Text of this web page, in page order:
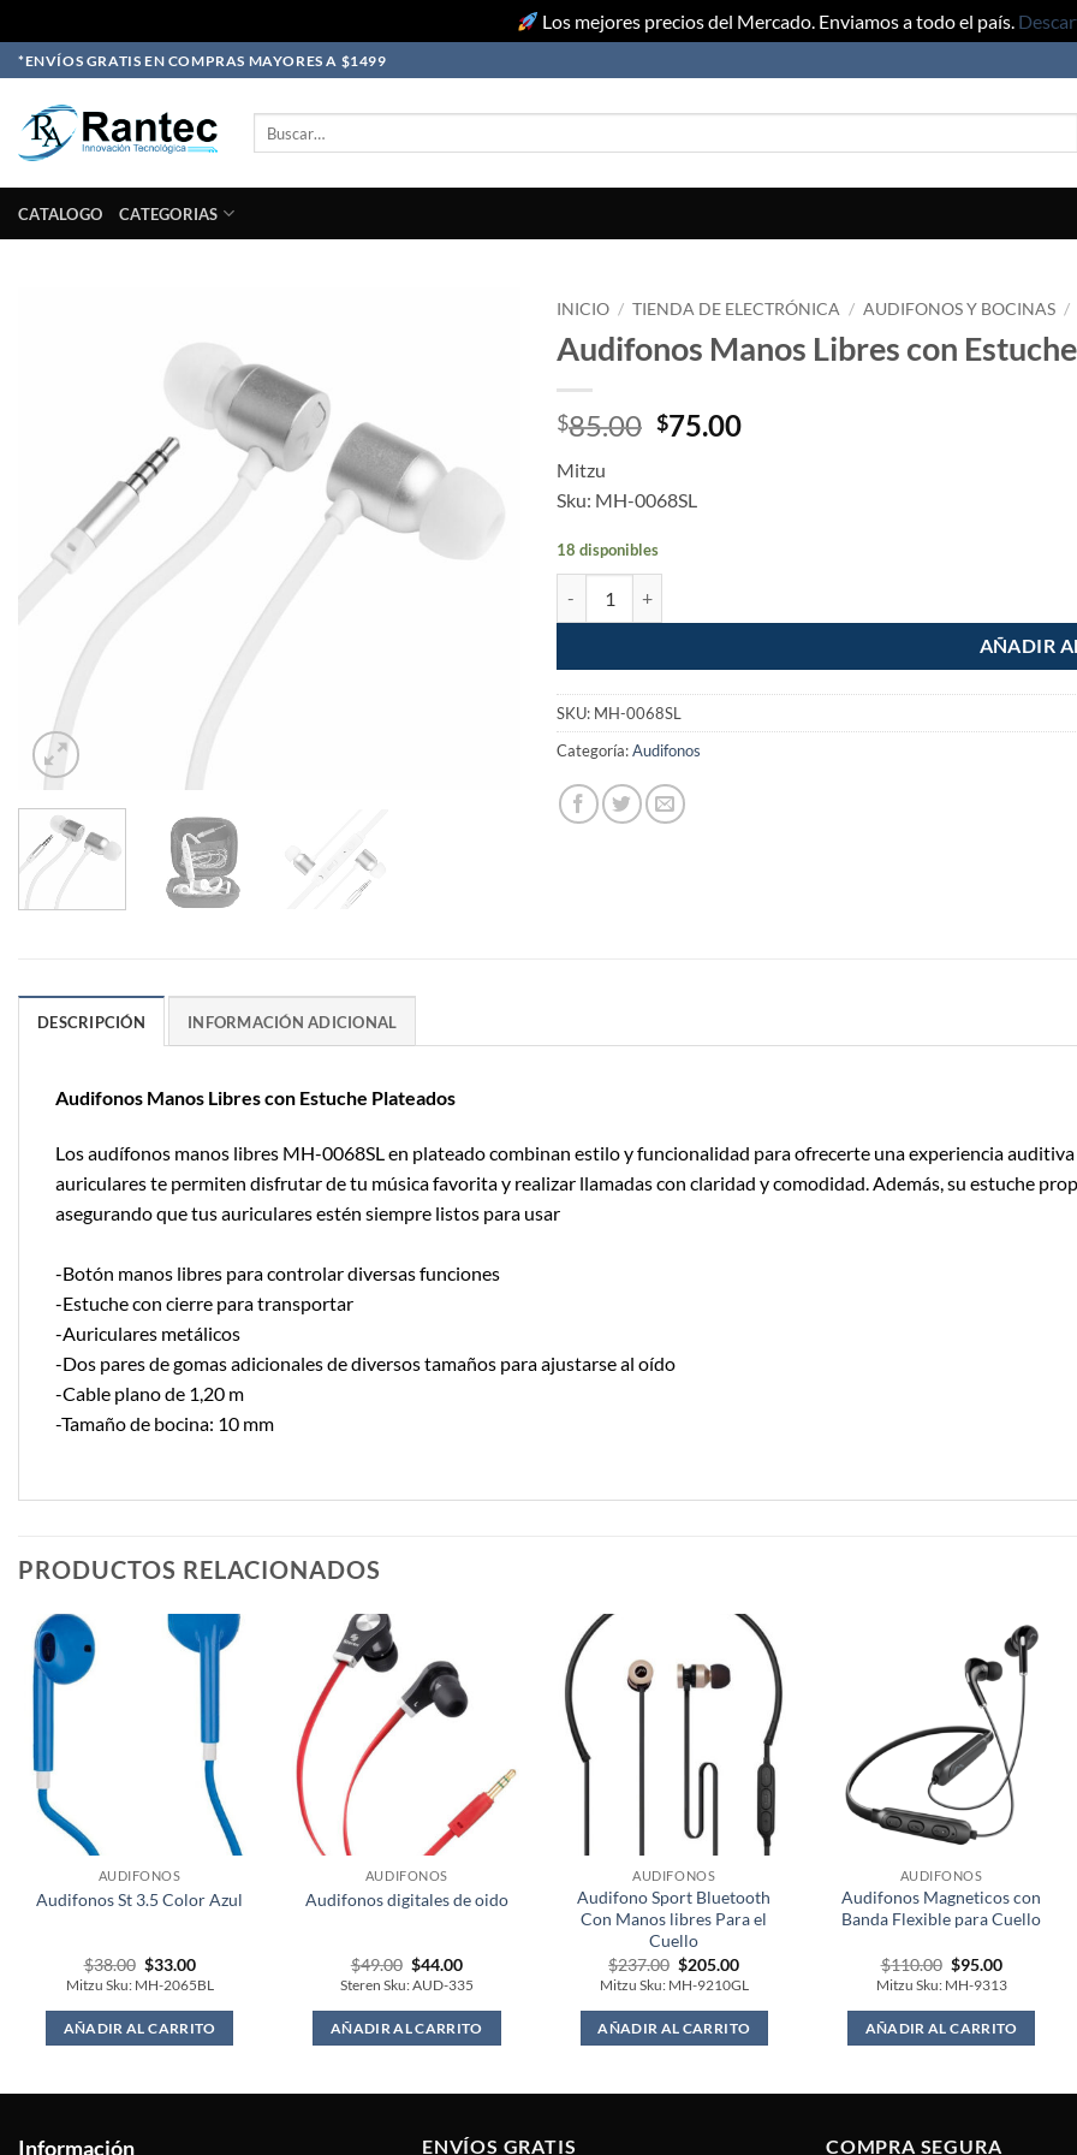
Los mejores precios del Mercado. Enviamos a todo el país.
Skip
to
content
*ENVÍOS GRATIS EN COMPRAS MAYORES A $1499
CATALOGO CATEGORIAS
INICIO / TIENDA DE ELECTRÓNICA / AUDIFONOS Y BOCINAS /
Audifonos Manos Libres con
$85.00 Original
$85.00.
$75.00Current
Mitzu
Sku: MH-0068SL
18 disponibles
AÑADIR
SKU: MH-0068SL
Categoría:Audifonos
DESCRIPCIÓN INFORMACIÓN ADICIONAL
Audifonos Manos Libres con Estuche Plateados
Los audífonos manos libres MH-0068SL en plateado combinan estilo y funcionalidad para ofrecerte una experiencia
auriculares te permiten disfrutar de tu música favorita y realizar llamadas con claridad y comodidad. Además, su estuche
asegurando que tus auriculares estén siempre listos para usar
-Botón manos libres para controlar diversas funciones
-Estuche con cierre para transportar
-Auriculares metálicos
-Dos pares de gomas adicionales de diversos tamaños para ajustarse al oído
-Cable plano de 1,20 m
-Tamaño de bocina: 10 mm
PRODUCTOS RELACIONADOS
AUDIFONOS
Audifonos St 3.5 Color Azul
$38.00 Original
price
was:
$38.00.
$33.00Current
price
is:
$33.00.
Mitzu Sku: MH-2065BL
AÑADIR AL CARRITO
AUDIFONOS
Audifonos digitales de oido
$49.00 Original
price
was:
$49.00.
$44.00Current
price
is:
$44.00.
Steren Sku: AUD-335
AÑADIR AL CARRITO
AUDIFONOS
Audifono Sport Bluetooth
Con Manos libres Para el
Cuello
$237.00 Original
price
was:
$237.00.
$205.00Current
price
is:
$205.00.
Mitzu Sku: MH-9210GL
AÑADIR AL CARRITO
AUDIFONOS
Audifonos Magneticos con
Banda Flexible para Cuello
$110.00 Original
price
was:
$110.00.
$95.00Current
price
is:
$95.00.
Mitzu Sku: MH-9313
AÑADIR AL CARRITO
Información ENVÍOS GRATIS COMPRA SEGURA